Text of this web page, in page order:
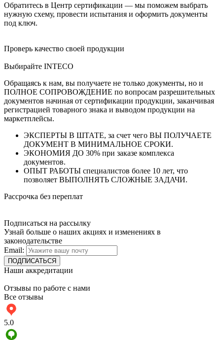
Обратитесь в Центр сертификации — мы поможем выбрать
нужную схему, провести испытания и оформить документы
под ключ.
Проверь качество своей продукции
Выбирайте INTECO
Обращаясь к нам, вы получаете не только документы, но и
ПОЛНОЕ СОПРОВОЖДЕНИЕ по вопросам разрешительных
документов начиная от сертификации продукции, заканчивая
регистрацией товарного знака и выводом продукции на
маркетплейсы.
ЭКСПЕРТЫ В ШТАТЕ, за счет чего ВЫ ПОЛУЧАЕТЕ
ДОКУМЕНТ В МИНИМАЛЬНОЕ СРОКИ.
ЭКОНОМИЯ ДО 30% при заказе комплекса
документов.
ОПЫТ РАБОТЫ специалистов более 10 лет, что
позволяет ВЫПОЛНЯТЬ СЛОЖНЫЕ ЗАДАЧИ.
Рассрочка без переплат
Подписаться на рассылку
Узнай больше о наших акциях и изменениях в
законодательстве
Email:
Наши аккредитации
Отзывы по работе с нами
Все отзывы
5.0